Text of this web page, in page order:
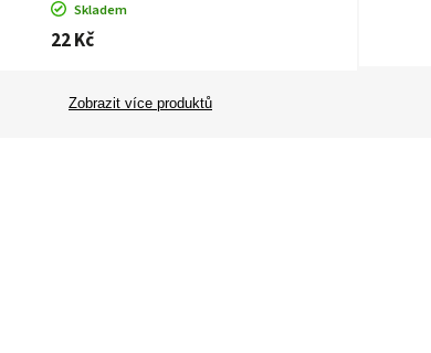
Skladem
22 Kč
Zobrazit více produktů